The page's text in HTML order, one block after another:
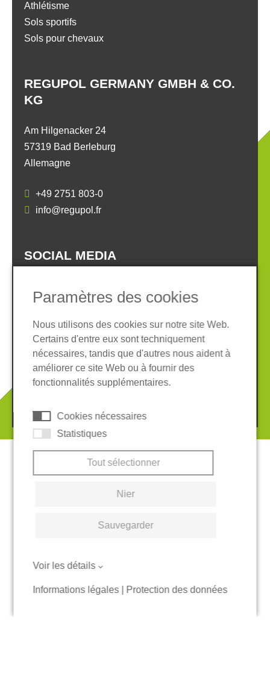
REGUPOL GERMANY GMBH & CO.
KG
Am Hilgenacker 24
57319 Bad Berleburg
Allemagne
+49 2751 803-0
info@regupol.fr
Athlétisme
Sols sportifs
Sols pour chevaux
SOCIAL MEDIA
Informations légales
Protection des données
Conditions Générales
Système de whistleblowing
Cookies
Paramètres des cookies
Nous utilisons des cookies sur notre site Web.
Certains d'entre eux sont techniquement
nécessaires, tandis que d'autres nous aident à
améliorer ce site Web ou à fournir des
fonctionnalités supplémentaires.
Cookies nécessaires
Statistiques
Tout sélectionner
Nier
Sauvegarder
Voir les détails
Informations légales| Protection des données